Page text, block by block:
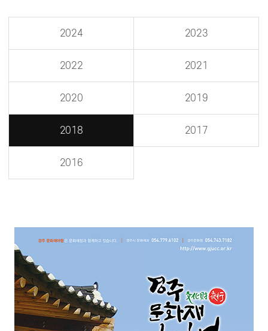
2024 2023
2022 2021
2020 2019
2018 2017
2016